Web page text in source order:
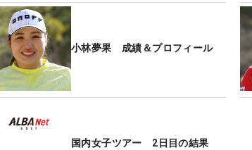
小林夢果 成績＆プロフィール
国内女子ツアー 2日目の結果